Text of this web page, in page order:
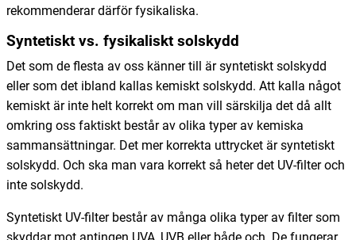
rekommenderar därför fysikaliska.
Syntetiskt vs. fysikaliskt solskydd
Det som de flesta av oss känner till är syntetiskt solskydd
eller som det ibland kallas kemiskt solskydd. Att kalla något
kemiskt är inte helt korrekt om man vill särskilja det då allt
omkring oss faktiskt består av olika typer av kemiska
sammansättningar. Det mer korrekta uttrycket är syntetiskt
solskydd. Och ska man vara korrekt så heter det UV-filter och
inte solskydd.
Syntetiskt UV-filter består av många olika typer av filter som
skyddar mot antingen UVA, UVB eller både och. De fungerar